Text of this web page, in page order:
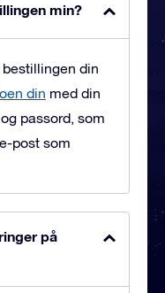
min?
din
din med din
passord, som
post som
på